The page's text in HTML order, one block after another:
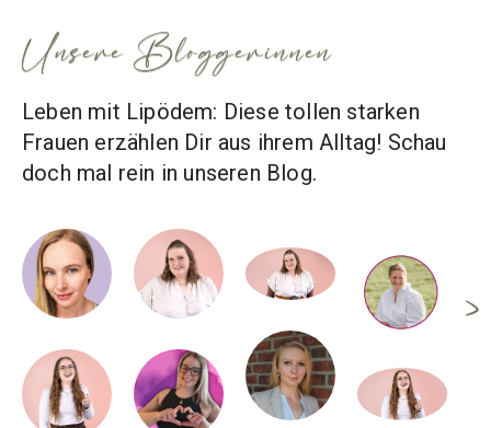
Unsere Bloggerinnen
Leben mit Lipödem: Diese tollen starken
Frauen erzählen Dir aus ihrem Alltag! Schau
doch mal rein in unseren Blog.